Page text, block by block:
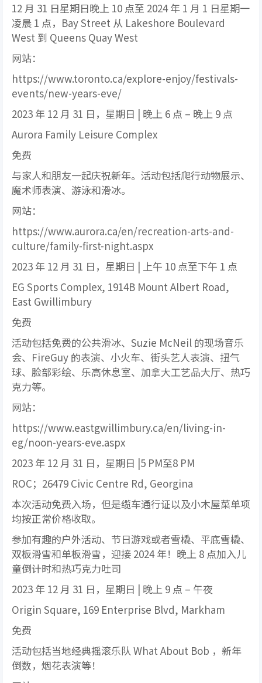
12 月 31 日星期日晚上 10 点至 2024 年 1 月 1 日星期一
凌晨 1 点，Bay Street 从 Lakeshore Boulevard
West 到 Queens Quay West
网站：
https://www.toronto.ca/explore-enjoy/festivals-
events/new-years-eve/
2023 年 12 月 31 日，星期日 | 晚上 6 点 – 晚上 9 点
Aurora Family Leisure Complex
免费
与家人和朋友一起庆祝新年。活动包括爬行动物展示、
魔术师表演、游泳和滑冰。
网站：
https://www.aurora.ca/en/recreation-arts-and-
culture/family-first-night.aspx
2023 年 12 月 31 日，星期日 | 上午 10 点至下午 1 点
EG Sports Complex, 1914B Mount Albert Road,
East Gwillimbury
免费
活动包括免费的公共滑冰、Suzie McNeil 的现场音乐
会、FireGuy 的表演、小火车、街头艺人表演、扭气
球、脸部彩绘、乐高休息室、加拿大工艺品大厅、热巧
克力等。
网站：
https://www.eastgwillimbury.ca/en/living-in-
eg/noon-years-eve.aspx
2023 年 12 月 31 日，星期日 |5 PM至8 PM
ROC；26479 Civic Centre Rd, Georgina
本次活动免费入场，但是缆车通行证以及小木屋菜单项
均按正常价格收取。
参加有趣的户外活动、节日游戏或者雪橇、平底雪橇、
双板滑雪和单板滑雪，迎接 2024 年！晚上 8 点加入儿
童倒计时和热巧克力吐司
2023 年 12 月 31 日，星期日 | 晚上 9 点 – 午夜
Origin Square, 169 Enterprise Blvd, Markham
免费
活动包括当地经典摇滚乐队 What About Bob ，新年
倒数，烟花表演等！